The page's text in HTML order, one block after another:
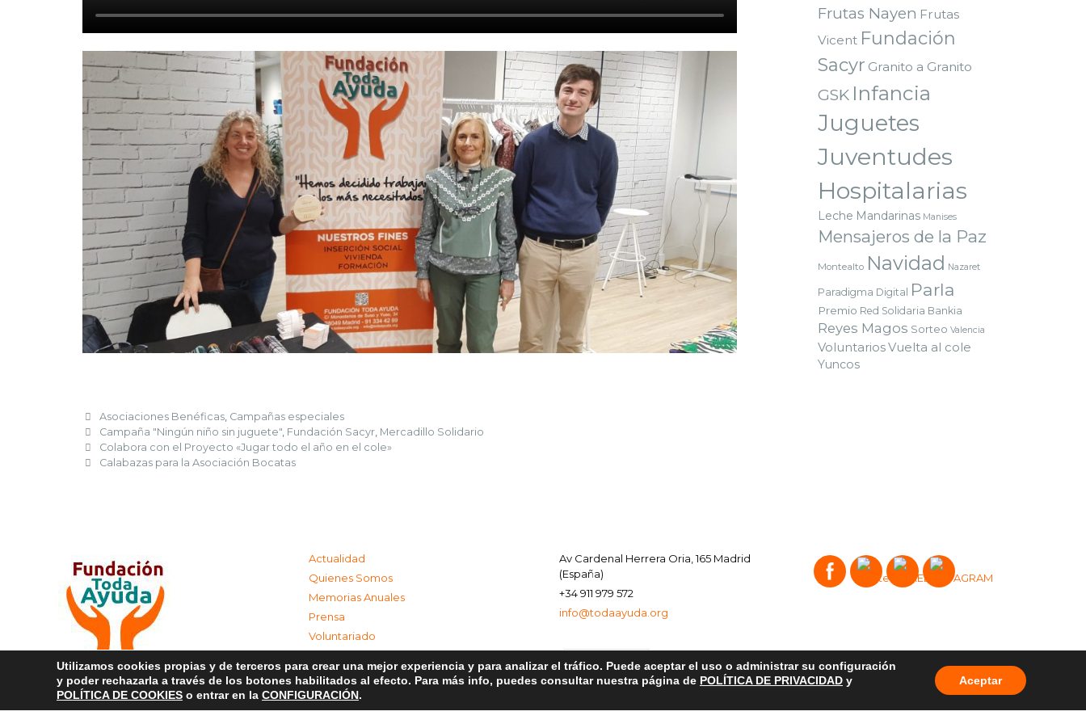
Asociaciones Benéficas, Campañas especiales
Campaña "Ningún niño sin juguete", Fundación Sacyr, Mercadillo Solidario
Colabora con el Proyecto «Jugar todo el año en el cole»
Calabazas para la Asociación Bocatas
Frutas Nayen Frutas
Vicent Fundación
Sacyr Granito a Granito
GSK Infancia
Juguetes
Juventudes
Hospitalarias
Leche Mandarinas Manises
Mensajeros de la Paz
Montealto Navidad Nazaret
Paradigma Digital Parla
Premio Red Solidaria Bankia
Reyes Magos Sorteo Valencia
VoluntariosVuelta al cole
Yuncos
Actualidad
Quienes Somos
Memorias Anuales
Prensa
Voluntariado
Contacta
Aviso Legal
Política de Privacidad
Av Cardenal Herrera Oria, 165 Madrid
(España)
+34 911 979 572
info@todaayuda.org
Utilizamos cookies propias y de terceros para crear una mejor experiencia y para analizar el tráfico. Puede aceptar el uso o administrar su configuración
y poder rechazarla a través de los botones habilitados al efecto. Para más info, puedes consultar nuestra página de POLÍTICA DE PRIVACIDAD y
POLÍTICA DE COOKIES o entrar en la CONFIGURACIÓN.
Aceptar